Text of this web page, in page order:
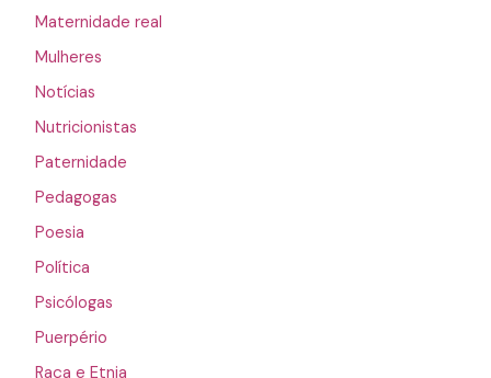
Maternidade real
Mulheres
Notícias
Nutricionistas
Paternidade
Pedagogas
Poesia
Política
Psicólogas
Puerpério
Raça e Etnia